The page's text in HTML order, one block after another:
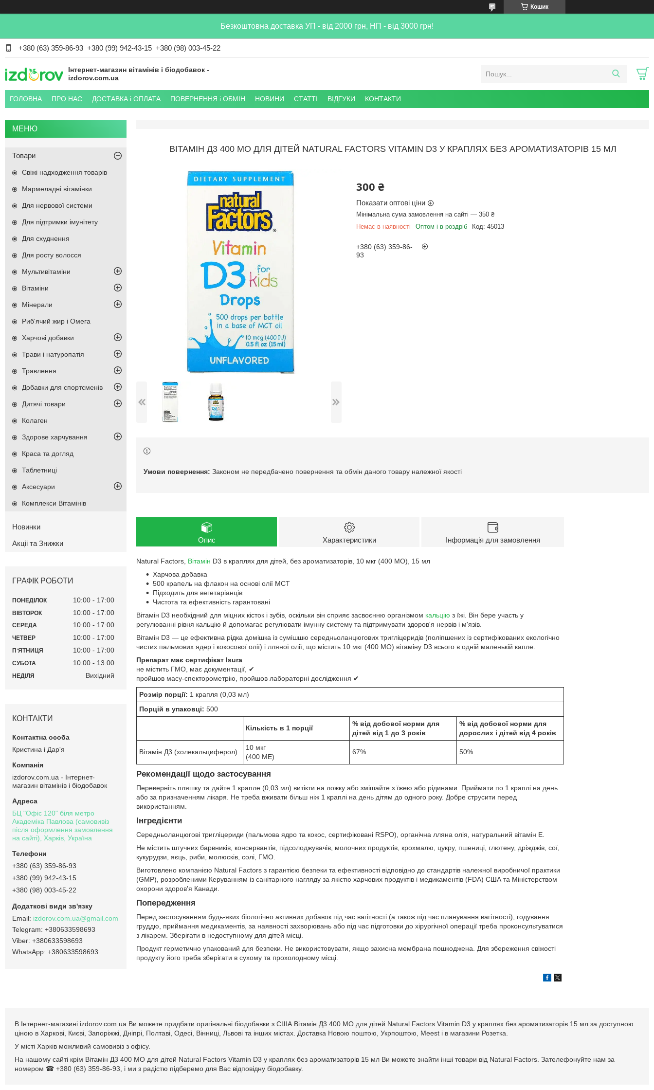
Кошик
Безкоштовна доставка УП - від 2000 грн, НП - від 3000 грн!
+380 (63) 359-86-93 +380 (99) 942-43-15 +380 (98) 003-45-22
Інтернет-магазин вітамінів і біодобавок -
izdorov.com.ua
ГОЛОВНА ПРО НАС ДОСТАВКА і ОПЛАТА ПОВЕРНЕННЯ і ОБМІН НОВИНИ СТАТТІ ВІДГУКИ КОНТАКТИ
ВІТАМІН Д3 400 МО ДЛЯ ДІТЕЙ NATURAL FACTORS VITAMIN D3 У КРАПЛЯХ БЕЗ АРОМАТИЗАТОРІВ 15 МЛ
300 ₴
Показати оптові ціни
Мінімальна сума замовлення на сайті — 350 ₴
Немає в наявності
Оптом і в роздріб Код: 45013
+380 (63) 359-86-
93
Законом не передбачено повернення та обмін даного товару належної якості
Опис Характеристики Інформація для замовлення
Natural Factors, Вітамін D3 в краплях для дітей, без ароматизаторів, 10 мкг (400 МО), 15 мл
Харчова добавка
500 крапель на флакон на основі олії MCT
Підходить для вегетаріанців
Чистота та ефективність гарантовані
Вітамін D3 необхідний для міцних кісток і зубів, оскільки він сприяє засвоєнню організмом кальцію з їжі. Він бере участь у
регулюванні рівня кальцію й допомагає регулювати імунну систему та підтримувати здоров'я нервів і м'язів.
Вітамін D3 — це ефективна рідка домішка із сумішшю середньоланцюгових тригліцеридів (поліпшених із сертифікованих екологічно
чистих пальмових ядер і кокосової олії) і лляної олії, що містить 10 мкг (400 МО) вітаміну D3 всього в одній маленькій капле.
Препарат має сертифікат Isura
не містить ГМО, має документації, ✔
пройшов масу-спекторометрію, пройшов лабораторні дослідження ✔
Розмір порції: 1 крапля (0,03 мл)
Порцій в упаковці: 500
Кількість в 1 порції
% від добової норми для
дітей від 1 до 3 років
% від добової норми для
дорослих і дітей від 4 років
Вітамін Д3 (холекальциферол)
10 мкг
(400 МЕ)
67% 50%
Рекомендації щодо застосування
Переверніть пляшку та дайте 1 крапле (0,03 мл) витікти на ложку або змішайте з їжею або рідинами. Приймати по 1 краплі на день
або за призначенням лікаря. Не треба вживати більш ніж 1 краплі на день дітям до одного року. Добре струсити перед
використанням.
Інгредієнти
Середньоланцюгові тригліцериди (пальмова ядро та кокос, сертифіковані RSPO), органічна лляна олія, натуральний вітамін E.
Не містить штучних барвників, консервантів, підсолоджувачів, молочних продуктів, крохмалю, цукру, пшениці, глютену, дріжджів, сої,
кукурудзи, яєць, риби, молюсків, солі, ГМО.
Виготовлено компанією Natural Factors з гарантією безпеки та ефективності відповідно до стандартів належної виробничої практики
(GMP), розробленими Керуванням із санітарного нагляду за якістю харчових продуктів і медикаментів (FDA) США та Міністерством
охорони здоров'я Канади.
Попередження
Перед застосуванням будь-яких біологічно активних добавок під час вагітності (а також під час планування вагітності), годування
груддю, приймання медикаментів, за наявності захворювань або під час підготовки до хірургічної операції треба проконсультуватися
з лікарем. Зберігати в недоступному для дітей місці.
Продукт герметично упакований для безпеки. Не використовувати, якщо захисна мембрана пошкоджена. Для збереження свіжості
продукту його треба зберігати в сухому та прохолодному місці.
Товари
Свіжі надходження товарів
Мармеладні вітамінки
Для нервової системи
Для підтримки імунітету
Для схуднення
Для росту волосся
Мультивітаміни
Вітаміни
Мінерали
Риб'ячий жир і Омега
Харчові добавки
Трави і натуропатія
Травлення
Добавки для спортсменів
Дитячі товари
Колаген
Здорове харчування
Краса та догляд
Таблетниці
Аксесуари
Комплекси Вітамінів
Новинки
Акціі та Знижки
ГРАФІК РОБОТИ
ПОНЕДІЛОК 10:00 17:00
ВІВТОРОК 10:00 17:00
СЕРЕДА 10:00 17:00
ЧЕТВЕР 10:00 17:00
ПʼЯТНИЦЯ 10:00 17:00
СУБОТА 10:00 13:00
НЕДІЛЯ Вихідний
КОНТАКТИ
Кристина і Дар'я
izdorov.com.ua - Інтернет-
магазин вітамінів і біодобавок
БЦ "Офіс 120" біля метро
Академіка Павлова (самовивіз
після оформлення замовлення
на сайті), Харків, Україна
+380 (63) 359-86-93
+380 (99) 942-43-15
+380 (98) 003-45-22
izdorov.com.ua@gmail.com
+380633598693
+380633598693
+380633598693
В Інтернет-магазині izdorov.com.ua Ви можете придбати оригінальні біодобавки з США Вітамін Д3 400 МО для дітей Natural Factors Vitamin D3 у краплях без ароматизаторів 15 мл за доступною
ціною в Харкові, Києві, Запоріжжі, Дніпрі, Полтаві, Одесі, Вінниці, Львові та інших містах. Доставка Новою поштою, Укрпоштою, Meest і в магазини Розетка.
У місті Харків можливий самовивіз з офісу.
На нашому сайті крім Вітамін Д3 400 МО для дітей Natural Factors Vitamin D3 у краплях без ароматизаторів 15 мл Ви можете знайти інші товари від Natural Factors. Зателефонуйте нам за
номером ☎ +380 (63) 359-86-93, і ми з радістю підберемо для Вас відповідну біодобавку.